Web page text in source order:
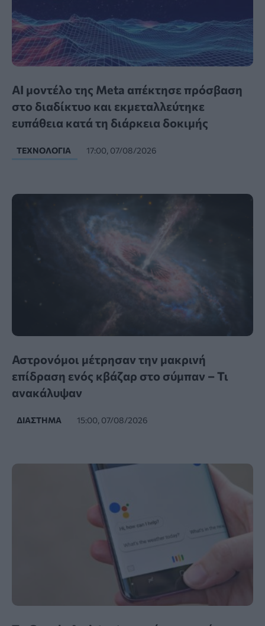
AI μοντέλο της Meta απέκτησε πρόσβαση
στο διαδίκτυο και εκμεταλλεύτηκε
ευπάθεια κατά τη διάρκεια δοκιμής
ΤΕΧΝΟΛΟΓΊΑ 17:00, 07/08/2026
Αστρονόμοι μέτρησαν την μακρινή
επίδραση ενός κβάζαρ στο σύμπαν – Τι
ανακάλυψαν
ΔΙΆΣΤΗΜΑ 15:00, 07/08/2026